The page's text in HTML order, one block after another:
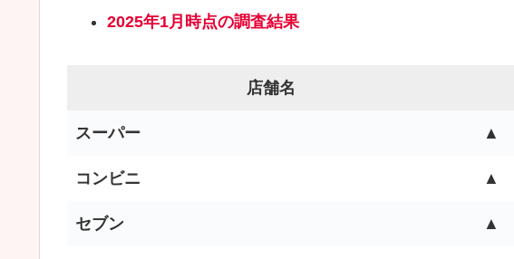
2025年1月時点の調査結果
店舗名
スーパー ▲
コンビニ ▲
セブン ▲